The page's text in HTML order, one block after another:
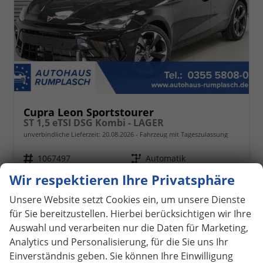
Cupra Leon Sportstourer
ST 1,5 eTSI DSG Kombi - LAGER
unverbindliche Lieferzeit: 20.08.2026 Fahrzeug mit Tageszulassung
Fahrzeugnr. 1067497 Getriebe Automatik
Leistung
110 kW (150 PS) Kilometerstand 20 km
01.05.2026
34.290,– € Details
Verbrauch kombiniert:5,50 l/100km
Wir respektieren Ihre Privatsphäre
Unsere Website setzt Cookies ein, um unsere Dienste
für Sie bereitzustellen. Hierbei berücksichtigen wir Ihre
Auswahl und verarbeiten nur die Daten für Marketing,
Analytics und Personalisierung, für die Sie uns Ihr
Einverständnis geben. Sie können Ihre Einwilligung